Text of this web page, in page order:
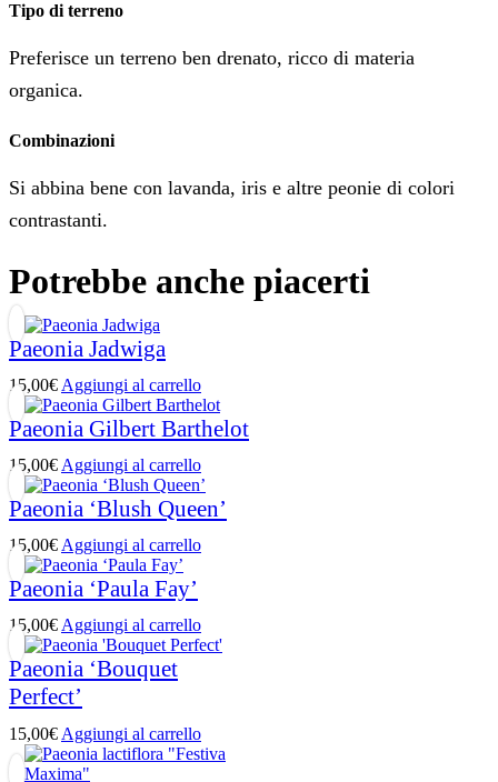
Tipo di terreno
Preferisce un terreno ben drenato, ricco di materia
organica.
Combinazioni
Si abbina bene con lavanda, iris e altre peonie di colori
contrastanti.
Potrebbe anche piacerti
Paeonia Jadwiga
15,00€ Aggiungi al carrello
Paeonia Gilbert Barthelot
15,00€ Aggiungi al carrello
Paeonia ‘Blush Queen’
15,00€ Aggiungi al carrello
Paeonia ‘Paula Fay’
15,00€Aggiungi al carrello
Paeonia ‘Bouquet
Perfect’
15,00€ Aggiungi al carrello